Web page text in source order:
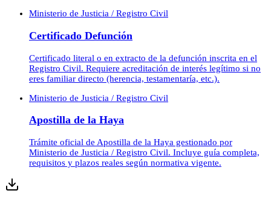
Ministerio de Justicia / Registro Civil
Certificado Defunción
Certificado literal o en extracto de la defunción inscrita en el
Registro Civil. Requiere acreditación de interés legítimo si no
eres familiar directo (herencia, testamentaría, etc.).
Ministerio de Justicia / Registro Civil
Apostilla de la Haya
Trámite oficial de Apostilla de la Haya gestionado por
Ministerio de Justicia / Registro Civil. Incluye guía completa,
requisitos y plazos reales según normativa vigente.